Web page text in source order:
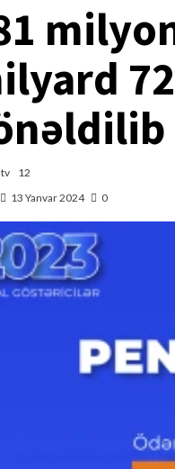
12
13 Yanvar 2024 0